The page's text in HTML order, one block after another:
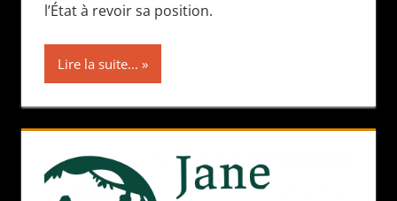
l’État à revoir sa position.
Lire la suite...